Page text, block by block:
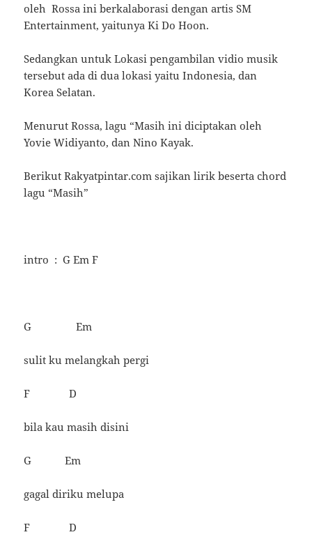
oleh Rossa ini berkalaborasi dengan artis SM
Entertainment, yaitunya Ki Do Hoon.
Sedangkan untuk Lokasi pengambilan vidio musik
tersebut ada di dua lokasi yaitu Indonesia, dan
Korea Selatan.
Menurut Rossa, lagu “Masih ini diciptakan oleh
Yovie Widiyanto, dan Nino Kayak.
Berikut Rakyatpintar.com sajikan lirik beserta chord
lagu “Masih”
intro : G Em F
G Em
sulit ku melangkah pergi
F D
bila kau masih disini
G Em
gagal diriku melupa
F D